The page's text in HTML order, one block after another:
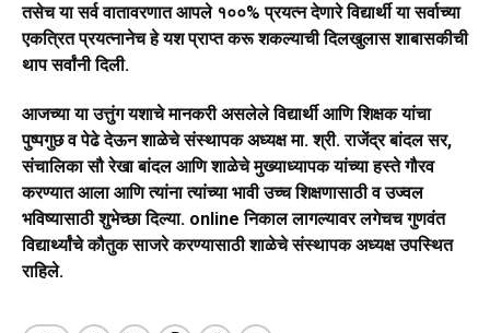
तसेच या सर्व वातावरणात आपले १००% प्रयत्न देणारे विद्यार्थी या सर्वाच्या
एकत्रित प्रयत्नानेच हे यश प्राप्त करू शकल्याची दिलखुलास शाबासकीची
थाप सर्वांनी दिली.
आजच्या या उत्तुंग यशाचे मानकरी असलेले विद्यार्थी आणि शिक्षक यांचा
पुष्पगुछ व पेढे देऊन शाळेचे संस्थापक अध्यक्ष मा. श्री. राजेंद्र बांदल सर,
संचालिका सौ रेखा बांदल आणि शाळेचे मुख्याध्यापक यांच्या हस्ते गौरव
करण्यात आला आणि त्यांना त्यांच्या भावी उच्च शिक्षणासाठी व उज्वल
भविष्यासाठी शुभेच्छा दिल्या. online निकाल लागल्यावर लगेचच गुणवंत
विद्यार्थ्यांचे कौतुक साजरे करण्यासाठी शाळेचे संस्थापक अध्यक्ष उपस्थित
राहिले.